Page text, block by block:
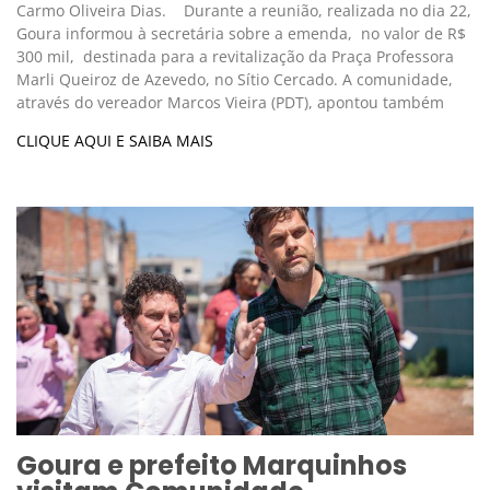
Carmo Oliveira Dias. Durante a reunião, realizada no dia 22,
Goura informou à secretária sobre a emenda, no valor de R$
300 mil, destinada para a revitalização da Praça Professora
Marli Queiroz de Azevedo, no Sítio Cercado. A comunidade,
através do vereador Marcos Vieira (PDT), apontou também
CLIQUE AQUI E SAIBA MAIS
Goura e prefeito Marquinhos